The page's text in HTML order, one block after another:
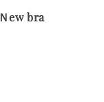
ew bra